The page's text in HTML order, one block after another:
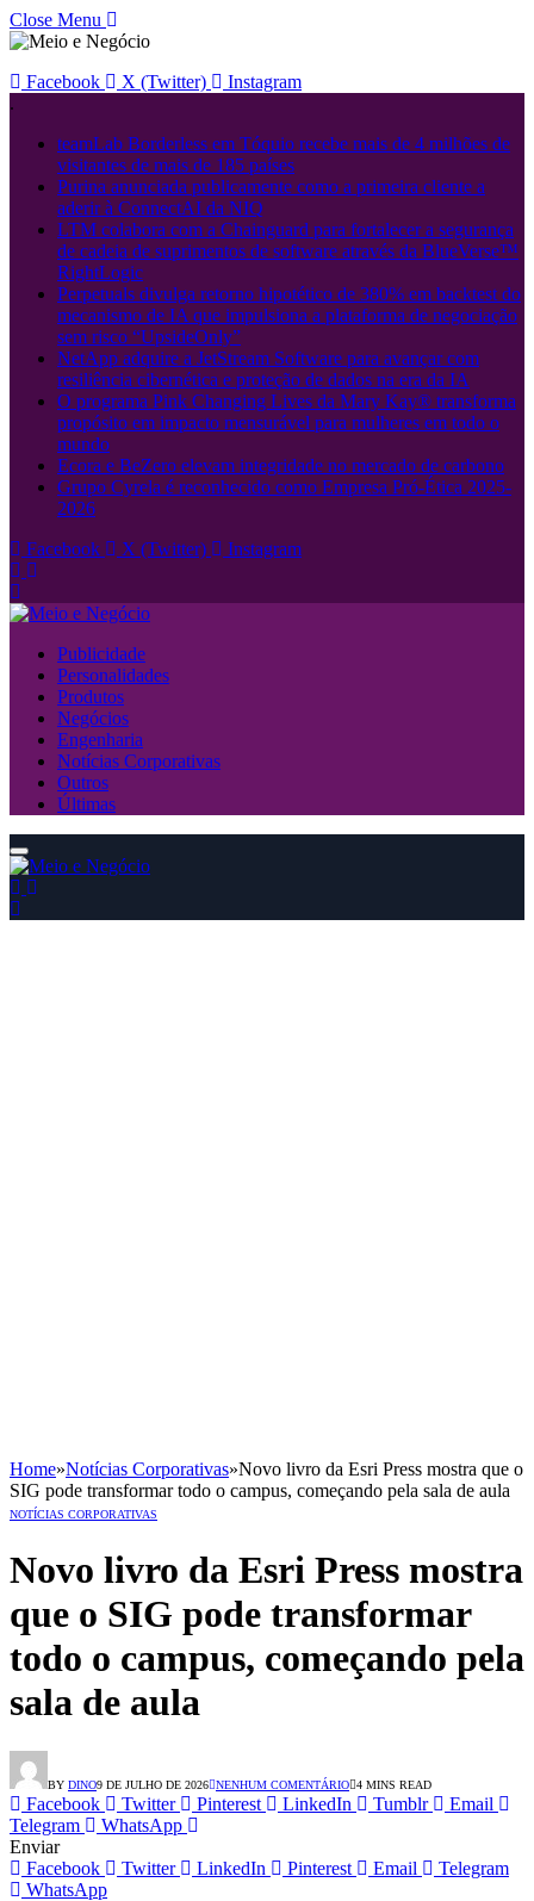
Close Menu
Facebook X (Twitter)
Instagram
.
teamLab Borderless em Tóquio recebe mais de 4 milhões de
visitantes de mais de 185 países
Purina anunciada publicamente como a primeira cliente a
aderir à ConnectAI da NIQ
LTM colabora com a Chainguard para fortalecer a segurança
de cadeia de suprimentos de software através da BlueVerse™
RightLogic
Perpetuals divulga retorno hipotético de 380% em backtest do
mecanismo de IA que impulsiona a plataforma de negociação
sem risco “UpsideOnly”
NetApp adquire a JetStream Software para avançar com
resiliência cibernética e proteção de dados na era da IA
O programa Pink Changing Lives da Mary Kay® transforma
propósito em impacto mensurável para mulheres em todo o
mundo
Ecora e BeZero elevam integridade no mercado de carbono
Grupo Cyrela é reconhecido como Empresa Pró-Ética 2025-
2026
Facebook
X (Twitter) Instagram
Publicidade
Personalidades
Produtos
Negócios
Engenharia
Notícias Corporativas
Outros
Últimas
Home»Notícias Corporativas»Novo livro da Esri Press mostra que o
SIG pode transformar todo o campus, começando pela sala de aula
NOTÍCIAS CORPORATIVAS
Novo livro da Esri Press mostra
que o SIG pode transformar
todo o campus, começando pela
sala de aula
BY DINO9 DE JULHO DE 2026 NENHUM COMENTÁRIO 4 MINS READ
Facebook Twitter Pinterest LinkedIn Tumblr
Email
Telegram
WhatsApp
Enviar
Facebook
Twitter LinkedIn Pinterest Email
Telegram
WhatsApp